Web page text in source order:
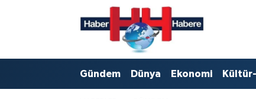
Gündem Dünya Ekonomi
Trafik Durumu